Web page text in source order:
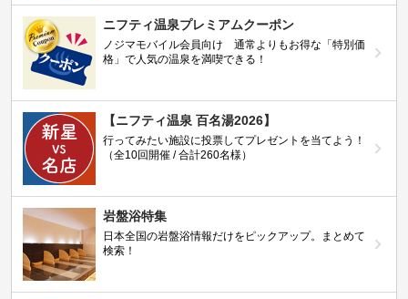
ニフティ温泉プレミアムクーポン
ノジマモバイル会員向け 通常よりもお得な「特別価
格」で人気の温泉を満喫できる！
【ニフティ温泉 百名湯2026】
行ってみたい施設に投票してプレゼントを当てよう！
（全10回開催 / 合計260名様）
岩盤浴特集
日本全国の岩盤浴情報だけをピックアップ。まとめて
検索！